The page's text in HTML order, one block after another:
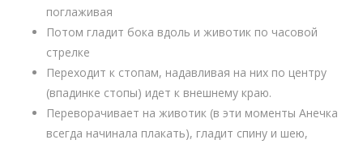
поглаживая
Потом гладит бока вдоль и животик по часовой
стрелке
Переходит к стопам, надавливая на них по центру
(впадинке стопы) идет к внешнему краю.
Переворачивает на животик (в эти моменты Анечка
всегда начинала плакать), гладит спину и шею,